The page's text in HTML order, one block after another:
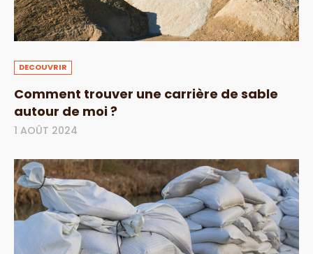
DECOUVRIR
Comment trouver une carrière de sable
autour de moi ?
1 AOÛT 2024